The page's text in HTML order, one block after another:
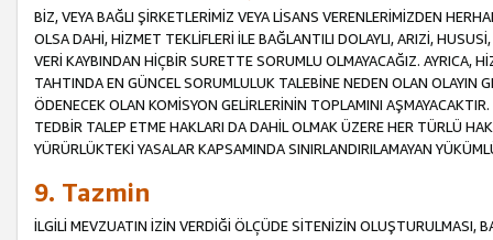
BİZ, VEYA BAĞLI ŞİRKETLERİMİZ VEYA LİSANS VERENLERİMİZDEN
OLSA DAHİ, HİZMET TEKLİFLERİ İLE BAĞLANTILI DOLAYLI, ARIZİ,
VERİ KAYBINDAN HİÇBİR SURETTE SORUMLU OLMAYACAĞIZ. AYRICA,
TAHTINDA EN GÜNCEL SORUMLULUK TALEBİNE NEDEN OLAN OLAYIN
ÖDENECEK OLAN KOMİSYON GELİRLERİNİN TOPLAMINI
TEDBİR TALEP ETME HAKLARI DA DAHİL OLMAK ÜZERE HER TÜRLÜ
YÜRÜRLÜKTEKİ YASALAR KAPSAMINDA SINIRLANDIRILAMAYAN
9. Tazmin
İLGİLİ MEVZUATIN İZİN VERDİĞİ ÖLÇÜDE SİTENİZİN OLUŞTURULMASI,